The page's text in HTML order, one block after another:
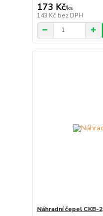
173 Kč/ks
143 Kč bez DPH
Náhradní čepel CKB-2